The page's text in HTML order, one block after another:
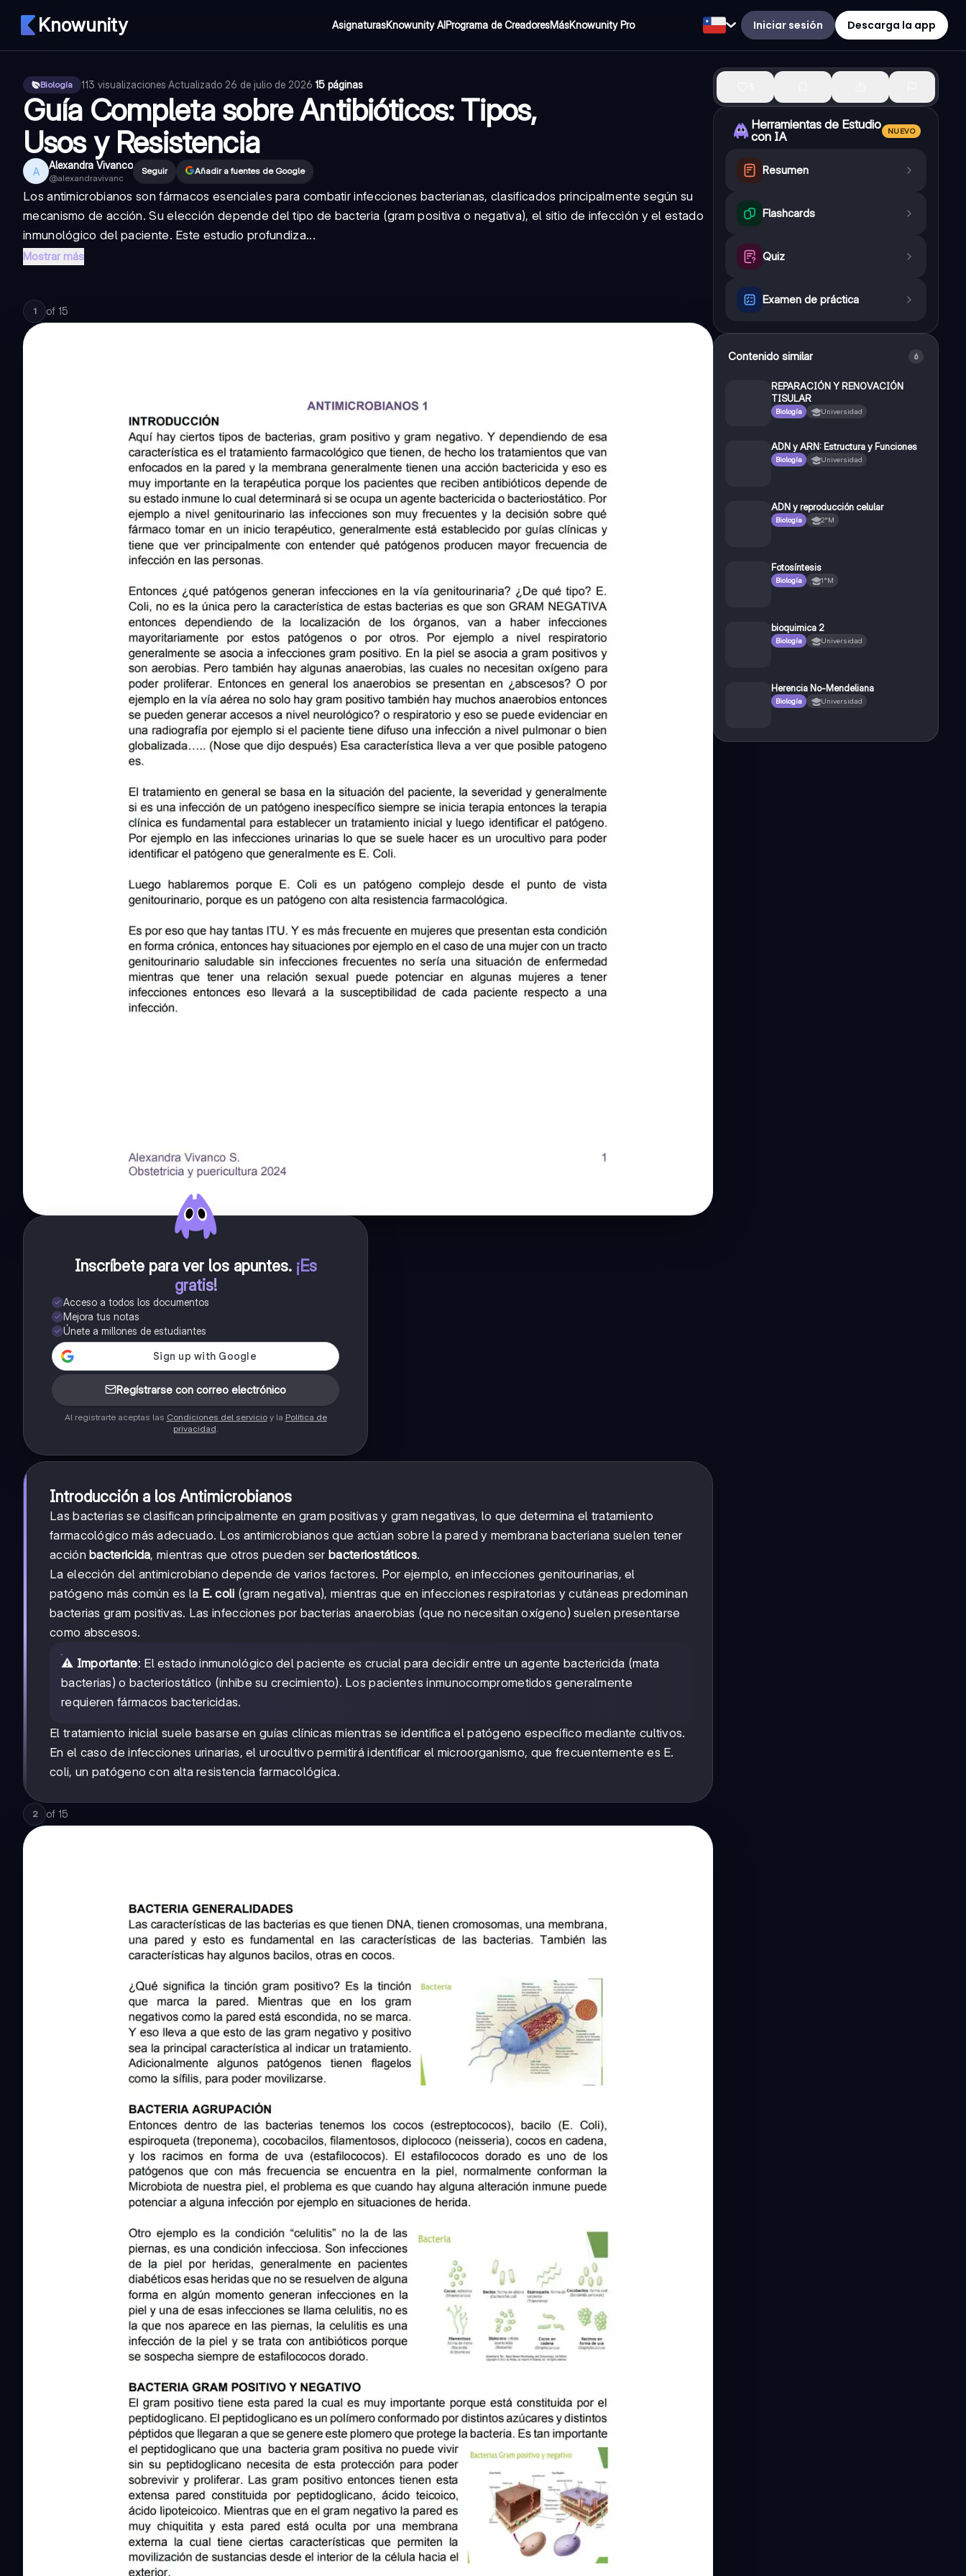
Knowunity AsignaturasKnowunity AIPrograma de CreadoresMásKnowunity Pro Iniciar sesión Descarga la app
Biología 113 visualizaciones·Actualizado 26 de julio de 2026·15 páginas
Guía Completa sobre Antibióticos: Tipos,
Usos y Resistencia
A Alexandra Vivanco
@alexandravivanc
Seguir Añadir a fuentes de Google
Los antimicrobianos son fármacos esenciales para combatir infecciones bacterianas, clasificados principalmente según su
mecanismo de acción. Su elección depende del tipo de bacteria (gram positiva o negativa), el sitio de infección y el estado
inmunológico del paciente. Este estudio profundiza...
Mostrar más
1 of 15
Inscríbete para ver los apuntes. ¡Es
gratis!
Acceso a todos los documentos
Mejora tus notas
Únete a millones de estudiantes
Regístrarse con correo electrónico
Al registrarte aceptas las Condiciones del servicioy la Política de
privacidad
Introducción a los Antimicrobianos
Las bacterias se clasifican principalmente en gram positivas y gram negativas, lo que determina el tratamiento
farmacológico más adecuado. Los antimicrobianos que actúan sobre la pared y membrana bacteriana suelen tener
acciónbactericida, mientras que otros pueden serbacteriostáticos.
La elección del antimicrobiano depende de varios factores. Por ejemplo, en infecciones genitourinarias, el
patógeno más común es la E. coli (gram negativa), mientras que en infecciones respiratorias y cutáneas predominan
bacterias gram positivas. Las infecciones por bacterias anaerobias (que no necesitan oxígeno) suelen presentarse
como abscesos.
⚠️ Importante: El estado inmunológico del paciente es crucial para decidir entre un agente bactericida (mata
bacterias) o bacteriostático (inhibe su crecimiento). Los pacientes inmunocomprometidos generalmente
requieren fármacos bactericidas.
El tratamiento inicial suele basarse en guías clínicas mientras se identifica el patógeno específico mediante cultivos.
En el caso de infecciones urinarias, el urocultivo permitirá identificar el microorganismo, que frecuentemente es E.
coli, un patógeno con alta resistencia farmacológica.
2 of 15
Herramientas de Estudio
con IA
NUEVO
Resumen
Flashcards
Quiz
Examen de práctica
Contenido similar 6
REPARACIÓN Y RENOVACIÓN
TISULAR
Biología Universidad
ADN y ARN: Estructura y Funciones
Biología Universidad
ADN y reproducción celular
Biología 2°M
Fotosíntesis
Biología 1°M
bioquimica 2
Biología Universidad
Herencia No-Mendeliana
Biología Universidad